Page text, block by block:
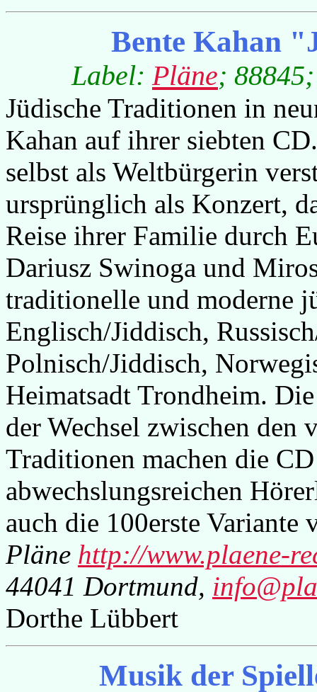
Bente Kahan
Label: Pläne;
Jüdische Traditionen in
Kahan auf ihrer siebten
selbst als Weltbürgerin
ursprünglich als Konzert,
Reise ihrer Familie durch
Dariusz Swinoga und
traditionelle und moderne
Englisch/Jiddisch,
Polnisch/Jiddisch,
Heimatsadt Trondheim.
der Wechsel zwischen den
Traditionen machen die
abwechslungsreichen
auch die 100erste
Pläne http://www.plaene-
44041 Dortmund,
Dorthe Lübbert
Musik der